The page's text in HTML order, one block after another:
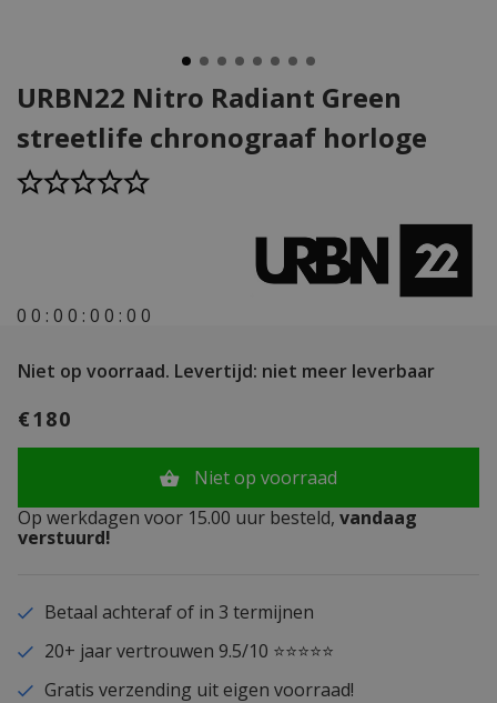
URBN22 Nitro Radiant Green
streetlife chronograaf horloge
0 0 : 0 0 : 0 0 : 0 0
Niet op voorraad. Levertijd: niet meer leverbaar
€180
Niet op voorraad
Op werkdagen voor 15.00 uur besteld, vandaag
verstuurd!
Betaal achteraf of in 3 termijnen
20+ jaar vertrouwen 9.5/10 ⭐⭐⭐⭐⭐
Gratis verzending uit eigen voorraad!